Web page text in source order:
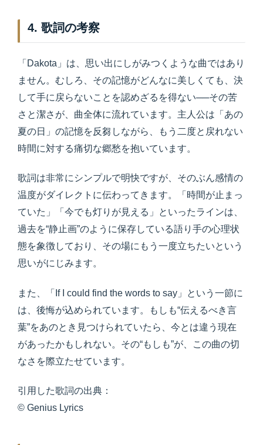
4. 歌詞の考察
「Dakota」は、思い出にしがみつくような曲ではあり
ません。むしろ、その記憶がどんなに美しくても、決
して手に戻らないことを認めざるを得ない──その苦
さと潔さが、曲全体に流れています。主人公は「あの
夏の日」の記憶を反芻しながら、もう二度と戻れない
時間に対する痛切な郷愁を抱いています。
歌詞は非常にシンプルで明快ですが、そのぶん感情の
温度がダイレクトに伝わってきます。「時間が止まっ
ていた」「今でも灯りが見える」といったラインは、
過去を“静止画”のように保存している語り手の心理状
態を象徴しており、その場にもう一度立ちたいという
思いがにじみます。
また、「If I could find the words to say」という一節に
は、後悔が込められています。もしも“伝えるべき言
葉”をあのとき見つけられていたら、今とは違う現在
があったかもしれない。その“もしも”が、この曲の切
なさを際立たせています。
引用した歌詞の出典：
© Genius Lyrics